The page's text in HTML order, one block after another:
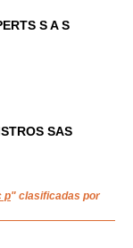
S A S
SAS
p" clasificadas por